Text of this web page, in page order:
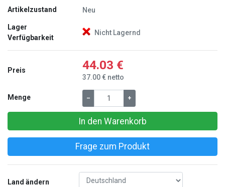
Artikelzustand Neu
Lager
Verfügbarkeit
Nicht Lagernd
Preis 44.03 €
37.00 € netto
Menge – +
In den Warenkorb
Frage zum Produkt
Land ändern